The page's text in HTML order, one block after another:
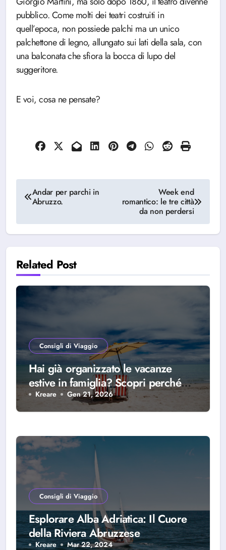
pubblico. Come molti dei teatri costruiti in
quell’epoca, non possiede palchi ma un unico
palchettone di legno, allungato sui lati della sala, con
una balconata che sfiora la bocca di lupo del
suggeritore.
E voi, cosa ne pensate?
Navigazione
articoli
Andar per parchi in
Abruzzo.
Week end
romantico: le tre città
da non perdersi
Related Post
Consigli di Viaggio
Hai già organizzato le vacanze
estive in famiglia? Scopri perché
scegliere Alba Adriatica
Kreare Gen 21, 2026
Consigli di Viaggio
Esplorare Alba Adriatica: Il Cuore
della Riviera Abruzzese
Kreare Mar 22, 2024